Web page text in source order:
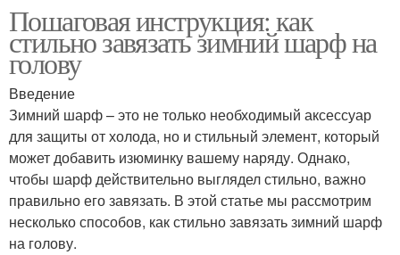
Пошаговая инструкция: как
стильно завязать зимний шарф на
голову
Введение
Зимний шарф – это не только необходимый аксессуар
для защиты от холода, но и стильный элемент, который
может добавить изюминку вашему наряду. Однако,
чтобы шарф действительно выглядел стильно, важно
правильно его завязать. В этой статье мы рассмотрим
несколько способов, как стильно завязать зимний шарф
на голову.